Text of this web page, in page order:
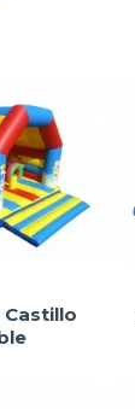
Castillo